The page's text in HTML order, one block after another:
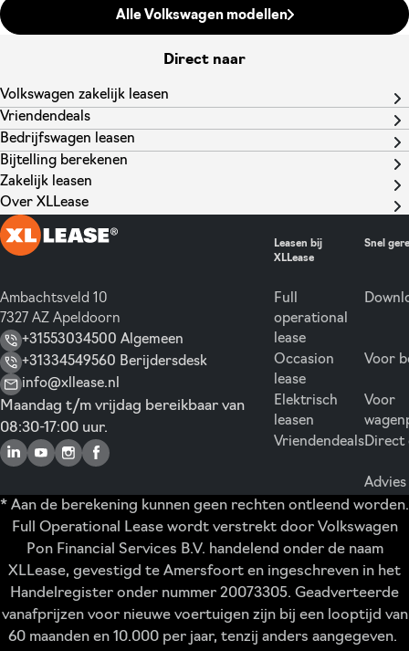
Alle Volkswagen modellen
Direct naar
Volkswagen zakelijk leasen
Vriendendeals
Bedrijfswagen leasen
Bijtelling berekenen
Zakelijk leasen
Over XLLease
Ambachtsveld 10
7327 AZ Apeldoorn
+31553034500 Algemeen
+31334549560 Berijdersdesk
info@xllease.nl
Maandag t/m vrijdag bereikbaar van
08:30-17:00 uur.
Leasen bij
XLLease
Full
operational
lease
Occasion
lease
Elektrisch
leasen
Vriendendeals
Snel
Voor
Voor
Direct
* Aan de berekening kunnen geen rechten ontleend worden.
Full Operational Lease wordt verstrekt door Volkswagen
Pon Financial Services B.V. handelend onder de naam
XLLease, gevestigd te Amersfoort en ingeschreven in het
Handelregister onder nummer 20073305. Geadverteerde
vanafprijzen voor nieuwe voertuigen zijn bij een looptijd van
60 maanden en 10.000 per jaar, tenzij anders aangegeven.